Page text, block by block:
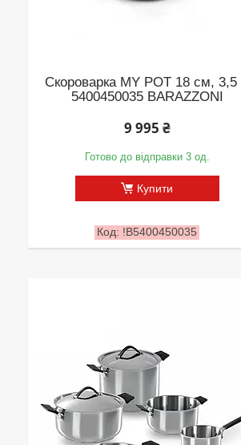
Скороварка MY POT 18 см, 3,5
5400450035 BARAZZONI
9 995 ₴
Готово до відправки 3 од.
Купити
!B5400450035